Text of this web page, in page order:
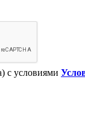
с условиями